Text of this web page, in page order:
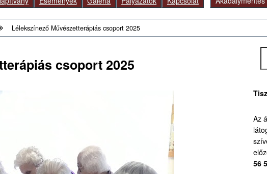
Lélekszínező Művészetterápiás csoport 2025
csoport 2025
Az
56